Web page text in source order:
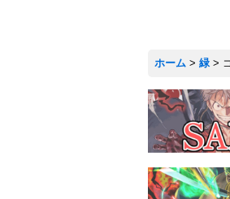
ホーム > 緑 >